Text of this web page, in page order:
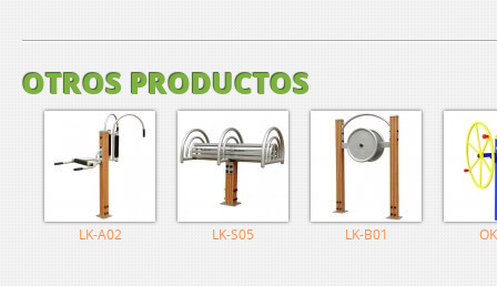
OTROS PRODUCTOS
LK-A02 LK-S05 LK-B01